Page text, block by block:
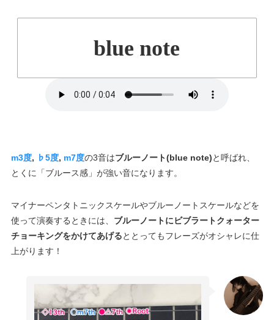
blue note
m3度, ♭5度, m7度の3音はブルーノート(blue note)と呼ばれ、
とくに「ブルース感」が強い音になります。
マイナーペンタトニックスケールやブルーノートスケールなどを
使って演奏するときには、 ブルーノートにビブラートクォーター
チョーキングをかけてあげるととってもフレーズがオシャレに仕
上がります！